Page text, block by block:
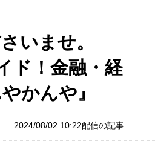
いませ。
ド！金融・経
かんや』
2024/08/02 10:22配信の記事